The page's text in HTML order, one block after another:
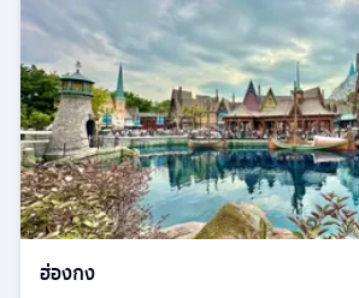
ฮ่องกง